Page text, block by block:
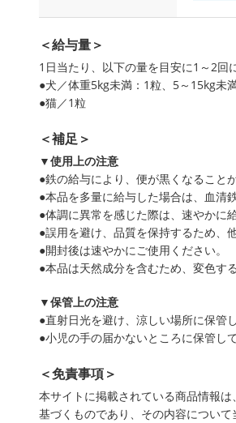
＜給与量＞
1日当たり、以下の量を目安に1～2回
●犬／体重5kg未満：1粒、5～15kg未
●猫／1粒
＜補足＞
▼使用上の注意
●鉄の給与により、便が黒くなること
●本品を多量に給与した場合は、血清
●体調に異常を感じた際は、速やかに
●誤用を避け、品質を保持するため、
●開封後は速やかにご使用ください。
●本品は天然成分を含むため、変色す
▼保管上の注意
●直射日光を避け、涼しい場所に保管
●小児の手の届かないところに保管し
＜免責事項＞
本サイトに掲載されている商品情報
基づくものであり、その内容につい